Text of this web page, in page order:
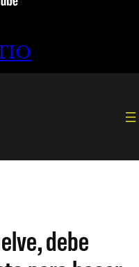
debe